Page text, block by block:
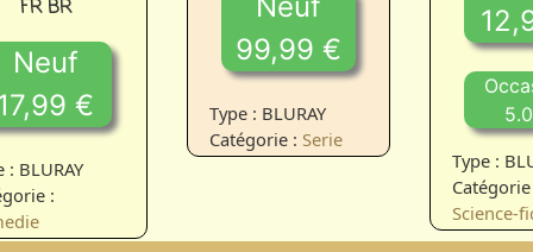
FR BR
Neuf
€
: BLURAY
:
99,99 €
Type : BLURAY
Catégorie : Serie
Type :
Science-